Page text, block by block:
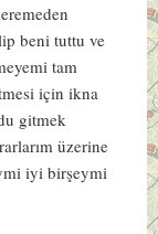
beni tuttu ve
tam
için ikna
gitmek
üzerine
iyi birşeymi